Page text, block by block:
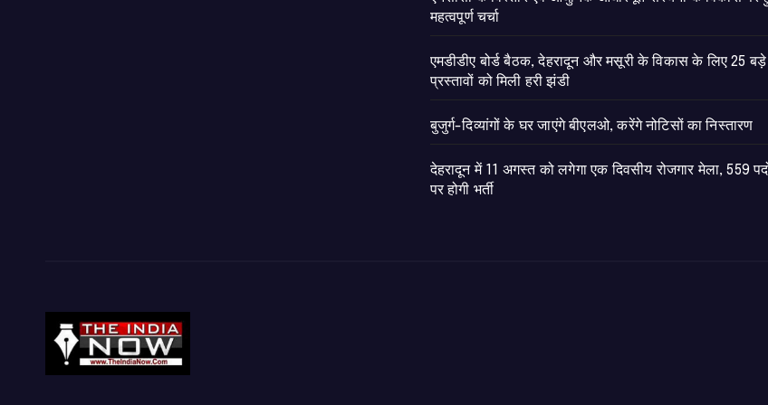
महत्वपूर्ण चर्चा
एमडीडीए बोर्ड बैठक, देहरादून और मसूरी के विकास के लिए 25 बड़े
प्रस्तावों को मिली हरी झंडी
बुजुर्ग-दिव्यांगों के घर जाएंगे बीएलओ, करेंगे नोटिसों का निस्तारण
​देहरादून में 11 अगस्त को लगेगा एक दिवसीय रोजगार मेला, 559
पर होगी भर्ती